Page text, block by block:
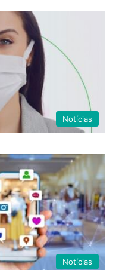
Notícias
Notícias